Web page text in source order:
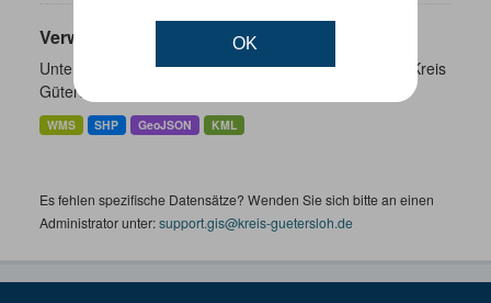
OK
Verwaltungsgrenzen
Unterschiedliche Ebenen der Verwaltungsgrenzen im Kreis
Gütersloh
WMS SHP GeoJSON KML
Es fehlen spezifische Datensätze? Wenden Sie sich bitte an einen
Administrator unter:support.gis@kreis-guetersloh.de